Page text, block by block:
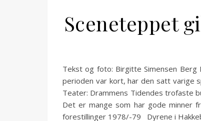
Sceneteppet
Tekst og foto: Birgitte Simensen
perioden var kort, har den satt varige
Teater: Drammens Tidendes trofaste
Det er mange som har gode minner
forestillinger 1978/-79 Dyrene i